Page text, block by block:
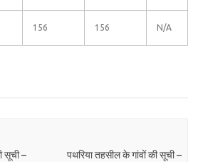
156 156 N/A
सूची –
पथरिया तहसील के गांवों की सूची –